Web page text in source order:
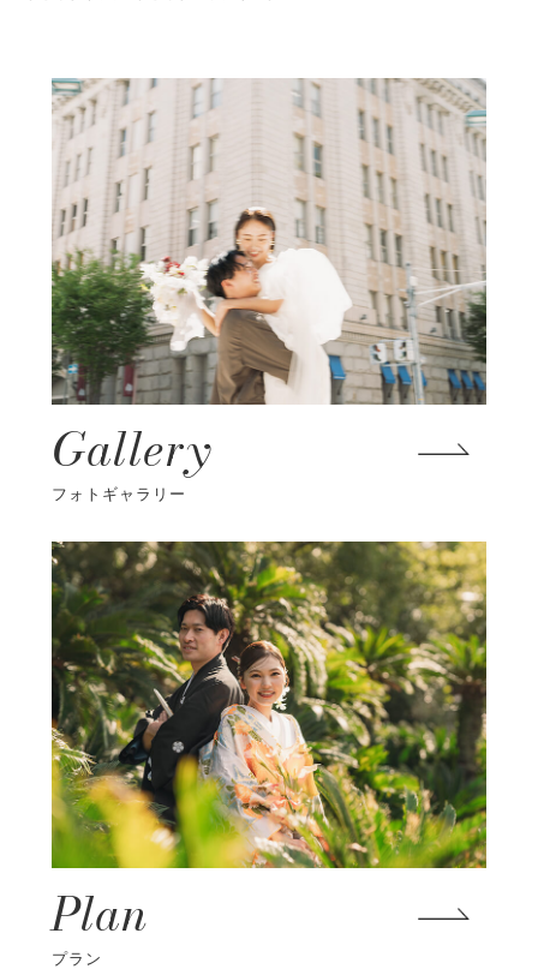
Gallery
フォトギャラリー
Plan
プラン